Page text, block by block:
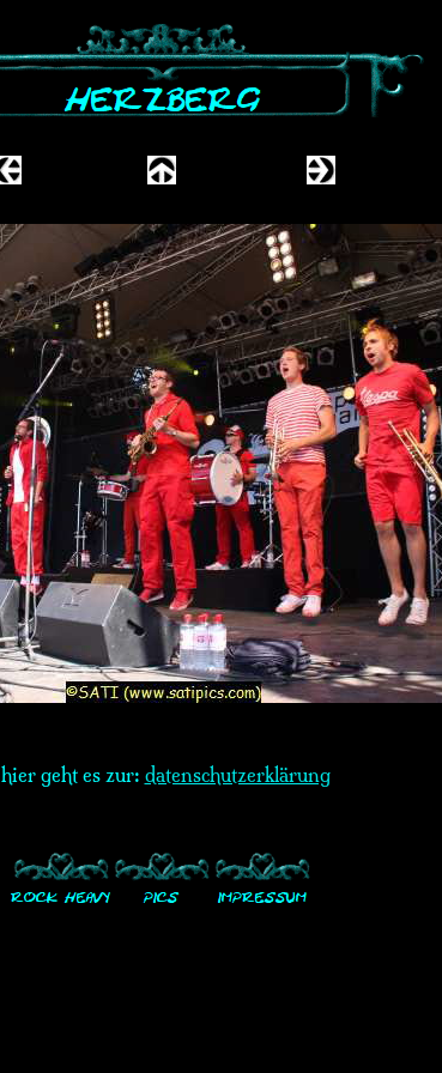
hier geht es zur: datenschutzerklärung